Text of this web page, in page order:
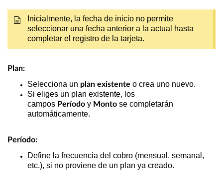
Inicialmente, la fecha de inicio no permite
seleccionar una fecha anterior a la actual hasta
completar el registro de la tarjeta.
Plan:
Selecciona un plan existente o crea uno nuevo.
Si eliges un plan existente, los
campos Período y Monto se completarán
automáticamente.
Período:
Define la frecuencia del cobro (mensual, semanal,
etc.), si no proviene de un plan ya creado.